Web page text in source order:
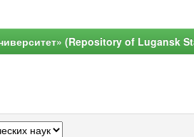
(Repository of Lugansk